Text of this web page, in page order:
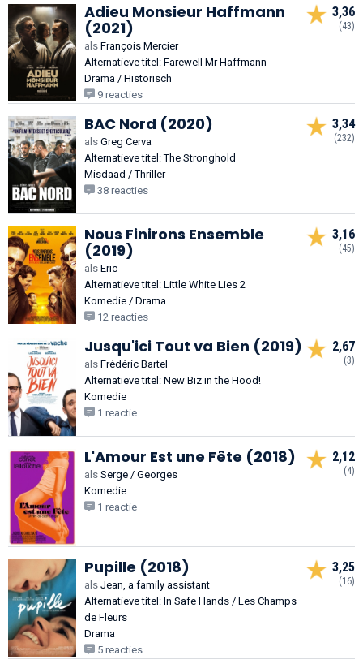
Adieu Monsieur Haffmann
(2021)
als François Mercier
Alternatieve titel: Farewell Mr Haffmann
Drama / Historisch
9 reacties
3,36
(43)
BAC Nord (2020)
als Greg Cerva
Alternatieve titel: The Stronghold
Misdaad / Thriller
38 reacties
3,34
(232)
Nous Finirons Ensemble
(2019)
als Eric
Alternatieve titel: Little White Lies 2
Komedie / Drama
12 reacties
3,16
(45)
Jusqu'ici Tout va Bien (2019)
als Frédéric Bartel
Alternatieve titel: New Biz in the Hood!
Komedie
1 reactie
2,67
(3)
L'Amour Est une Fête (2018)
als Serge / Georges
Komedie
1 reactie
2,12
(4)
Pupille (2018)
als Jean, a family assistant
Alternatieve titel: In Safe Hands / Les Champs
de Fleurs
Drama
5 reacties
3,25
(16)